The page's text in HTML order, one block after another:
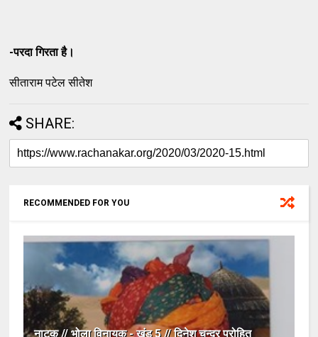
-परदा गिरता है।
सीताराम पटेल सीतेश
SHARE:
RECOMMENDED FOR YOU
नाटक // भोला विनायक - खंड 5 // दिनेश चन्द्र पुरोहित